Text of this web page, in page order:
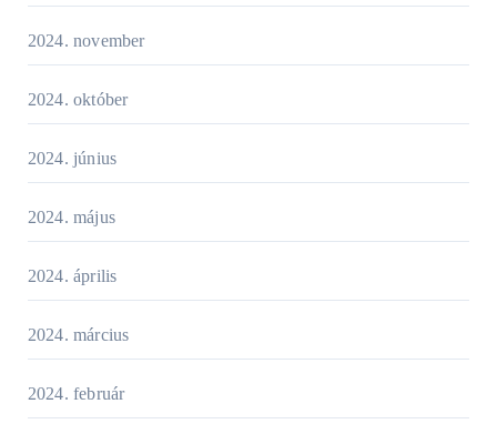
2024. november
2024. október
2024. június
2024. május
2024. április
2024. március
2024. február